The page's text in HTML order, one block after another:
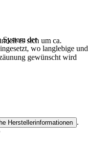
es sich um ca.
der
wo langlebige und
gewünscht wird
Herstellerinformationen .